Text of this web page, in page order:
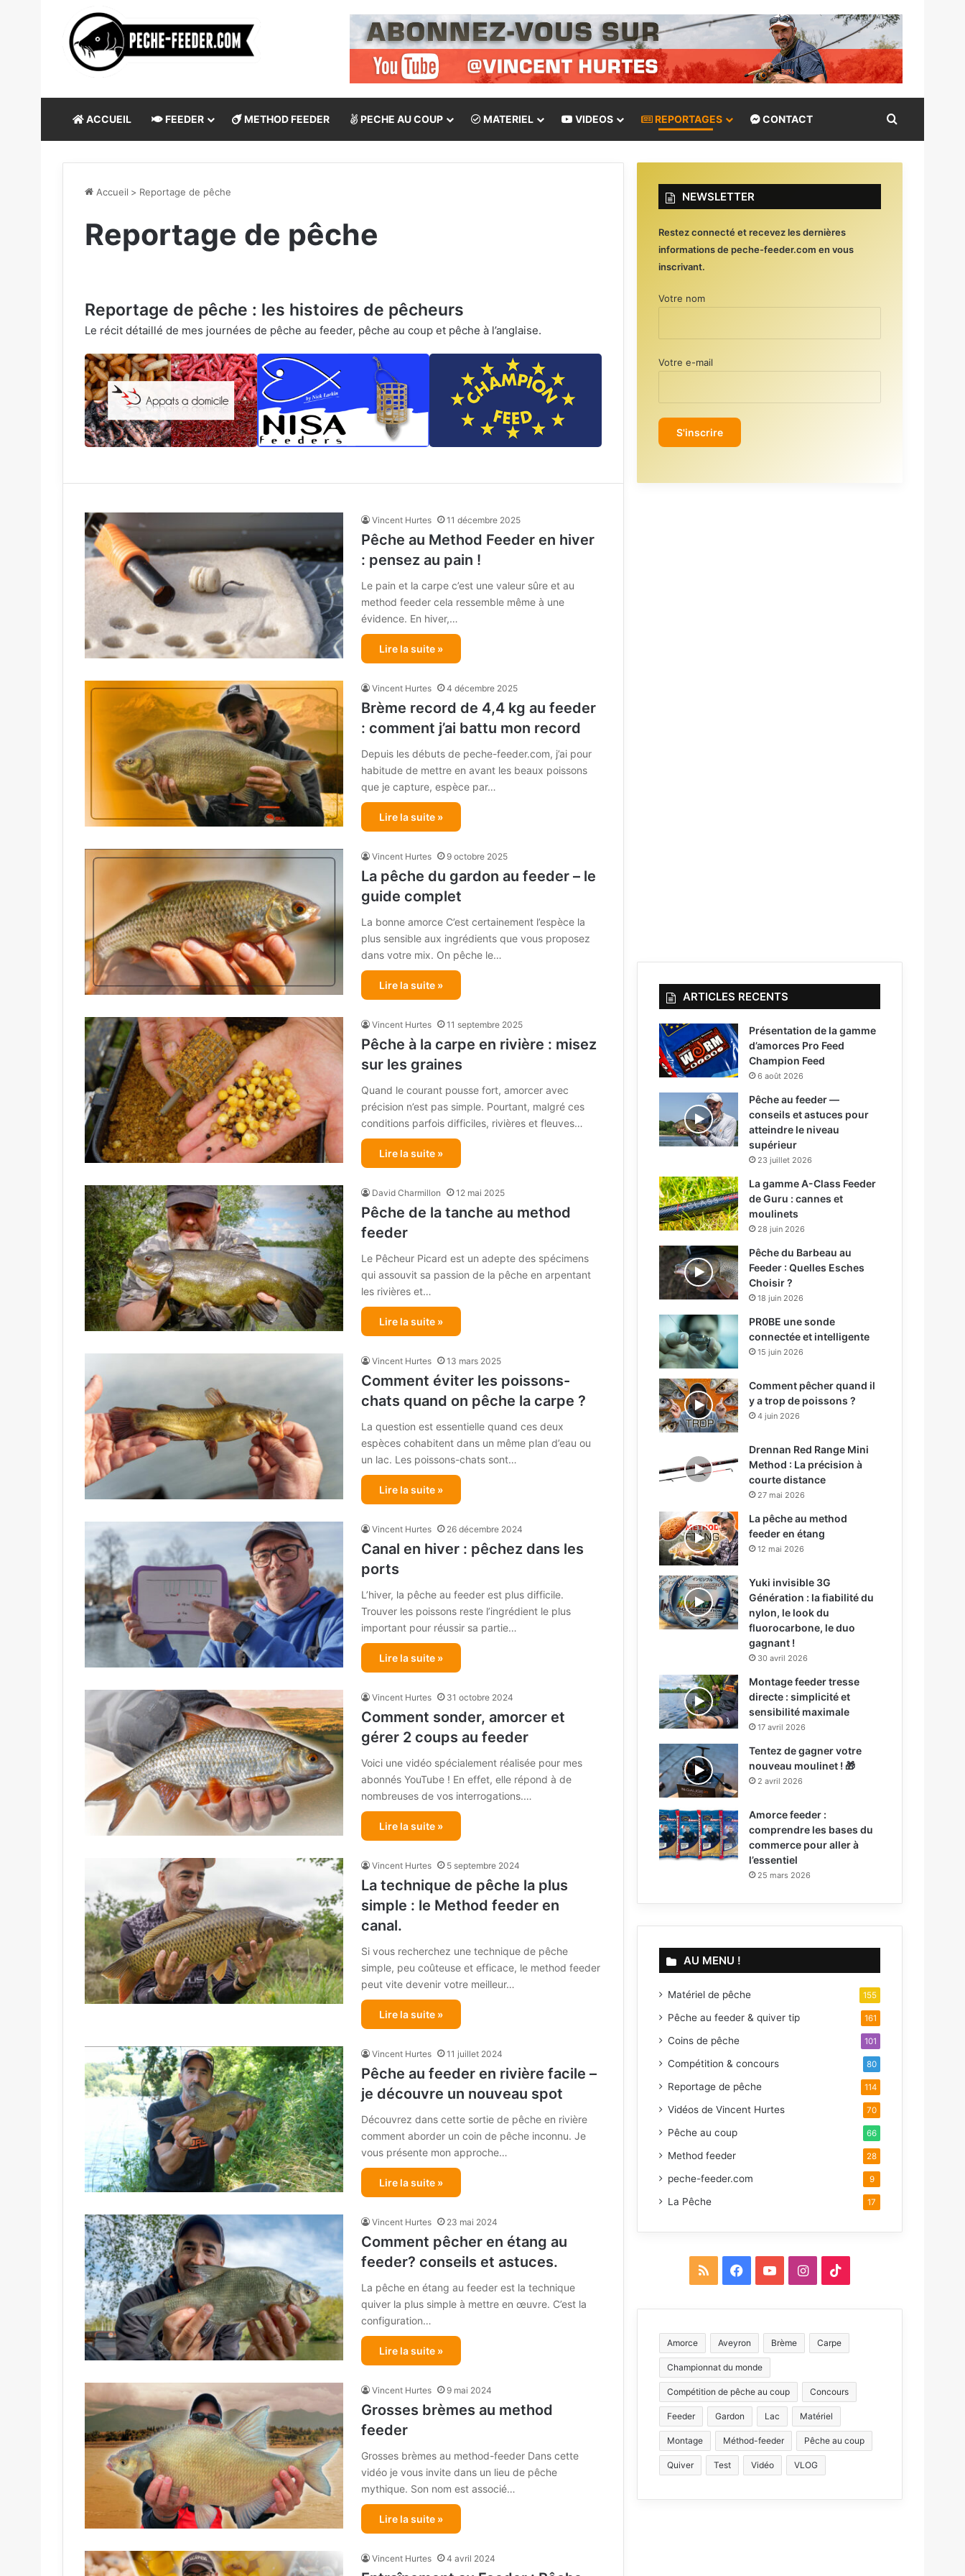
ACCUEIL FEEDER METHOD FEEDER PECHE AU COUP MATERIEL VIDEOS REPORTAGES CONTACT
Accueil > Reportage de pêche
Reportage de pêche
Reportage de pêche : les histoires de pêcheurs
Le récit détaillé de mes journées de pêche au feeder, pêche au coup et pêche à l’anglaise.
Vincent Hurtes 11 décembre 2025
Pêche au Method Feeder en hiver
: pensez au pain !
Le pain et la carpe c’est une valeur sûre et au
method feeder cela ressemble même à une
évidence. En hiver,…
Lire la suite »
Vincent Hurtes 4 décembre 2025
Brème record de 4,4 kg au feeder
: comment j’ai battu mon record
Depuis les débuts de peche-feeder.com, j’ai pour
habitude de mettre en avant les beaux poissons
que je capture, espèce par…
Lire la suite »
Vincent Hurtes 9 octobre 2025
La pêche du gardon au feeder – le
guide complet
La bonne amorce C’est certainement l’espèce la
plus sensible aux ingrédients que vous proposez
dans votre mix. On pêche le…
Lire la suite »
Vincent Hurtes 11 septembre 2025
Pêche à la carpe en rivière : misez
sur les graines
Quand le courant pousse fort, amorcer avec
précision n’est pas simple. Pourtant, malgré ces
conditions parfois difficiles, rivières et fleuves…
Lire la suite »
David Charmillon 12 mai 2025
Pêche de la tanche au method
feeder
Le Pêcheur Picard est un adepte des spécimens
qui assouvit sa passion de la pêche en arpentant
les rivières et…
Lire la suite »
Vincent Hurtes 13 mars 2025
Comment éviter les poissons-
chats quand on pêche la carpe ?
La question est essentielle quand ces deux
espèces cohabitent dans un même plan d’eau ou
un lac. Les poissons-chats sont…
Lire la suite »
Vincent Hurtes 26 décembre 2024
Canal en hiver : pêchez dans les
ports
L’hiver, la pêche au feeder est plus difficile.
Trouver les poissons reste l’ingrédient le plus
important pour réussir sa partie…
Lire la suite »
Vincent Hurtes 31 octobre 2024
Comment sonder, amorcer et
gérer 2 coups au feeder
Voici une vidéo spécialement réalisée pour mes
abonnés YouTube ! En effet, elle répond à de
nombreuses de vos interrogations.…
Lire la suite »
Vincent Hurtes 5 septembre 2024
La technique de pêche la plus
simple : le Method feeder en
canal.
Si vous recherchez une technique de pêche
simple, peu coûteuse et efficace, le method feeder
peut vite devenir votre meilleur…
Lire la suite »
Vincent Hurtes 11 juillet 2024
Pêche au feeder en rivière facile –
je découvre un nouveau spot
Découvrez dans cette sortie de pêche en rivière
comment aborder un coin de pêche inconnu. Je
vous présente mon approche…
Lire la suite »
Vincent Hurtes 23 mai 2024
Comment pêcher en étang au
feeder? conseils et astuces.
La pêche en étang au feeder est la technique
quiver la plus simple à mettre en œuvre. C’est la
configuration…
Lire la suite »
Vincent Hurtes 9 mai 2024
Grosses brèmes au method
feeder
Grosses brèmes au method-feeder Dans cette
vidéo je vous invite dans un lieu de pêche
mythique. Son nom est associé…
Lire la suite »
Vincent Hurtes 4 avril 2024
NEWSLETTER
Restez connecté et recevez les dernières
informations de peche-feeder.com en vous
inscrivant.
Votre nom
Votre e-mail
ARTICLES RECENTS
Présentation de la gamme
d’amorces Pro Feed
Champion Feed
6 août 2026
Pêche au feeder —
conseils et astuces pour
atteindre le niveau
supérieur
23 juillet 2026
La gamme A-Class Feeder
de Guru : cannes et
moulinets
28 juin 2026
Pêche du Barbeau au
Feeder : Quelles Esches
Choisir ?
18 juin 2026
PR0BE une sonde
connectée et intelligente
15 juin 2026
Comment pêcher quand il
y a trop de poissons ?
4 juin 2026
Drennan Red Range Mini
Method : La précision à
courte distance
27 mai 2026
La pêche au method
feeder en étang
12 mai 2026
Yuki invisible 3G
Génération : la fiabilité du
nylon, le look du
fluorocarbone, le duo
gagnant !
30 avril 2026
Montage feeder tresse
directe : simplicité et
sensibilité maximale
17 avril 2026
Tentez de gagner votre
nouveau moulinet ! 🎁
2 avril 2026
Amorce feeder :
comprendre les bases du
commerce pour aller à
l’essentiel
25 mars 2026
AU MENU !
Matériel de pêche 155
Pêche au feeder & quiver tip 161
Coins de pêche 101
Compétition & concours 80
Reportage de pêche 114
Vidéos de Vincent Hurtes 70
Pêche au coup 66
Method feeder 28
peche-feeder.com 9
La Pêche 17
e
b
o
o
k
T
u
b
e
I
t
a
g
r
a
m
T
o
Amorce Aveyron Brème Carpe
Championnat du monde
Compétition de pêche au coup Concours
Feeder Gardon Lac Matériel
Montage Méthod-feeder Pêche au coup
Quiver Test Vidéo VLOG